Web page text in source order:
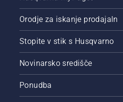
Orodje za iskanje prodajaln
Stopite v stik s Husqvarno
Novinarsko središče
Ponudba